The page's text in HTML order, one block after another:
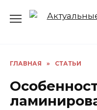
ГЛАВНАЯ » СТАТЬИ